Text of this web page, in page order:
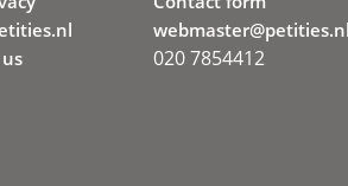
webmaster@petities.nl
020 7854412